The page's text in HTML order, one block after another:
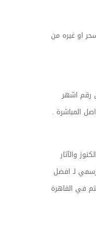
او غيره من
رقم اشهر
المباشرة .
والآثار
لـ افضل
في القاهرة